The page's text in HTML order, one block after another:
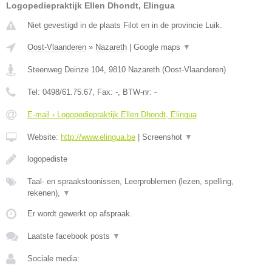
Logopediepraktijk Ellen Dhondt, Elingua
Niet gevestigd in de plaats Filot en in de provincie Luik.
Oost-Vlaanderen » Nazareth Google maps ▼
Steenweg Deinze 104, 9810 Nazareth (Oost-Vlaanderen)
Tel: 0498/61.75.67, Fax: -, BTW-nr: -
E-mail › Logopediepraktijk Ellen Dhondt, Elingua
Website: http://www.elingua.be Screenshot ▼
logopediste
Taal- en spraakstoonissen, Leerproblemen (lezen, spelling,
rekenen), ▼
Er wordt gewerkt op afspraak.
Laatste facebook posts ▼
Sociale media: